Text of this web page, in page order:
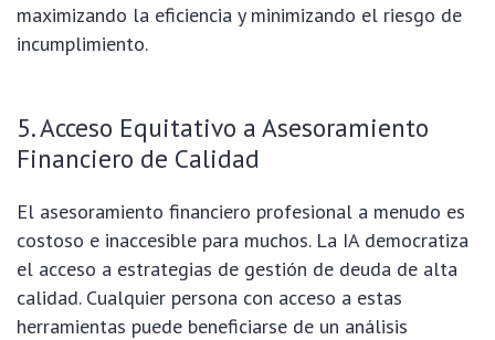
maximizando la eficiencia y minimizando el riesgo de
incumplimiento.
5. Acceso Equitativo a Asesoramiento
Financiero de Calidad
El asesoramiento financiero profesional a menudo es
costoso e inaccesible para muchos. La IA democratiza
el acceso a estrategias de gestión de deuda de alta
calidad. Cualquier persona con acceso a estas
herramientas puede beneficiarse de un análisis